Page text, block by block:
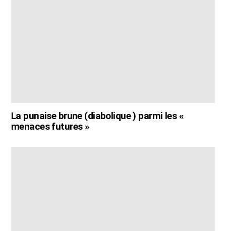
La punaise brune (diabolique ) parmi les «
menaces futures »